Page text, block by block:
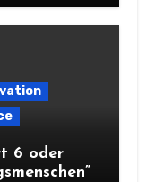
6 oder